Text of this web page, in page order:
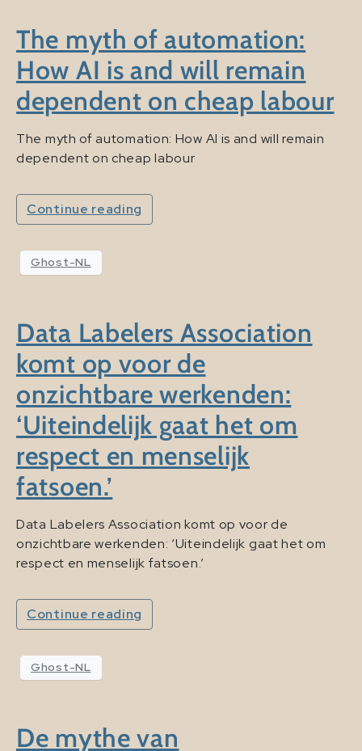
The myth of automation:
How AI is and will remain
dependent on cheap labour
The myth of automation: How AI is and will remain
dependent on cheap labour
Continue reading
Ghost-NL
Data Labelers Association
komt op voor de
onzichtbare werkenden:
‘Uiteindelijk gaat het om
respect en menselijk
fatsoen.’
Data Labelers Association komt op voor de
onzichtbare werkenden: ‘Uiteindelijk gaat het om
respect en menselijk fatsoen.’
Continue reading
Ghost-NL
De mythe van